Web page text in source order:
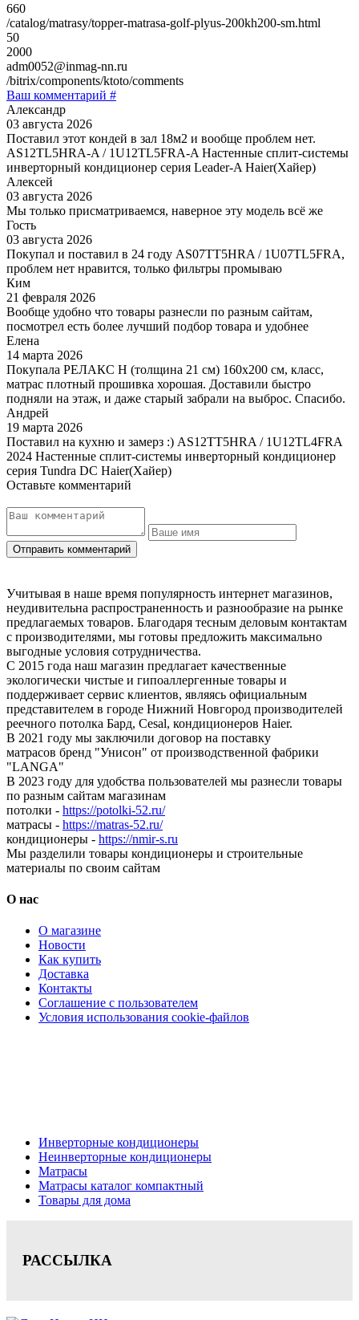
660
/catalog/matrasy/topper-matrasa-golf-plyus-200kh200-sm.html
50
2000
adm0052@inmag-nn.ru
/bitrix/components/ktoto/comments
Ваш комментарий #
Александр
03 августа 2026
Поставил этот кондей в зал 18м2 и вообще проблем нет.
AS12TL5HRA-A / 1U12TL5FRA-A Настенные сплит-системы
инверторный кондиционер серия Leader-A Haier(Хайер)
Алексей
03 августа 2026
Мы только присматриваемся, наверное эту модель всё же
Гость
03 августа 2026
Покупал и поставил в 24 году AS07TT5HRA / 1U07TL5FRA,
проблем нет нравится, только фильтры промываю
Ким
21 февраля 2026
Вообще удобно что товары разнесли по разным сайтам,
посмотрел есть более лучший подбор товара и удобнее
Елена
14 марта 2026
Покупала РЕЛАКС Н (толщина 21 см) 160х200 см, класс,
матрас плотный прошивка хорошая. Доставили быстро
подняли на этаж, и даже старый забрали на выброс. Спасибо.
Андрей
19 марта 2026
Поставил на кухню и замерз :) AS12TT5HRA / 1U12TL4FRA
2024 Настенные сплит-системы инверторный кондиционер
серия Tundra DC Haier(Хайер)
Оставьте комментарий
Учитывая в наше время популярность интернет магазинов,
неудивительна распространенность и разнообразие на рынке
предлагаемых товаров. Благодаря тесным деловым контактам
с производителями, мы готовы предложить максимально
выгодные условия сотрудничества.
С 2015 года наш магазин предлагает качественные
экологически чистые и гипоаллергенные товары и
поддерживает сервис клиентов, являясь официальным
представителем в городе Нижний Новгород производителей
реечного потолка Бард, Cesal, кондиционеров Haier.
В 2021 году мы заключили договор на поставку
матрасов бренд "Унисон" от производственной фабрики
"LANGA"
В 2023 году для удобства пользователей мы разнесли товары
по разным сайтам магазинам
потолки - https://potolki-52.ru/
матрасы - https://matras-52.ru/
кондиционеры - https://nmir-s.ru
Мы разделили товары кондиционеры и строительные
материалы по своим сайтам
О нас
О магазине
Новости
Как купить
Доставка
Контакты
Соглашение с пользователем
Условия использования cookie-файлов
Инверторные кондиционеры
Неинверторные кондиционеры
Матрасы
Матрасы каталог компактный
Товары для дома
РАССЫЛКА